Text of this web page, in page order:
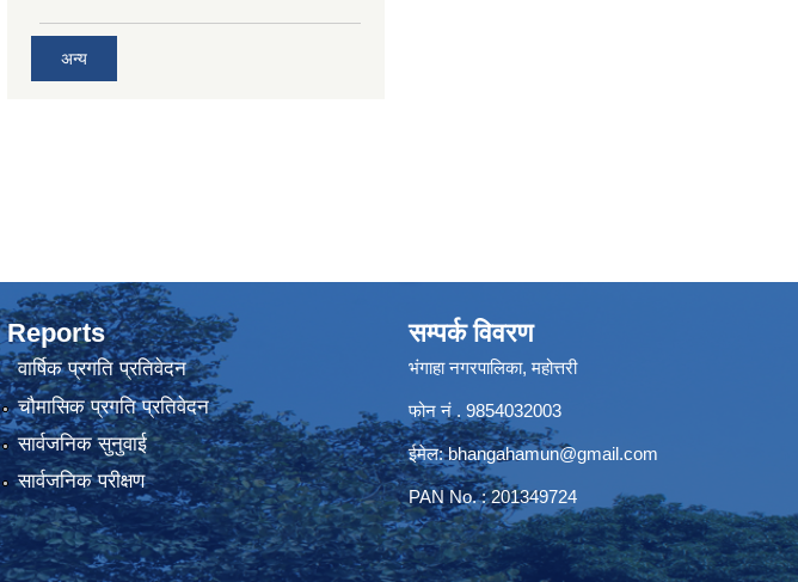
अन्य
Reports
वार्षिक प्रगति प्रतिवेदन
चौमासिक प्रगति प्रतिवेदन
सार्वजनिक सुनुवाई
सार्वजनिक परीक्षण
सम्पर्क विवरण
भंगाहा नगरपालिका, महोत्तरी
फोन नं . 9854032003
ईमेल:bhangahamun@gmail.com
PAN No. : 201349724